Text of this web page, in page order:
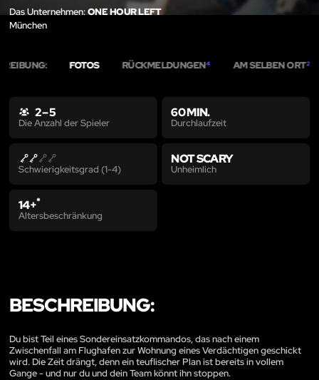
Das Unternehmen:ONE HOUR LEFT
München
FOTOS RÜCKMELDUNGEN4 AM SELBEN ORT2
2 – 5
Die Anzahl der Spieler
60 MIN.
Durchlaufzeit
Schwierigkeitsgrad (1-4)
NOT SCARY
Unheimlich
14+*
Altersbeschränkung
BESCHREIBUNG:
Du bist Teil eines Sondereinsatzkommandos, das nach einem
Zwischenfall am Flughafen zur Wohnung eines Verdächtigen geschickt
wird. Die Zeit drängt, denn ein teuflischer Plan ist bereits in vollem
Gange - und nur du und dein Team könnt ihn stoppen.